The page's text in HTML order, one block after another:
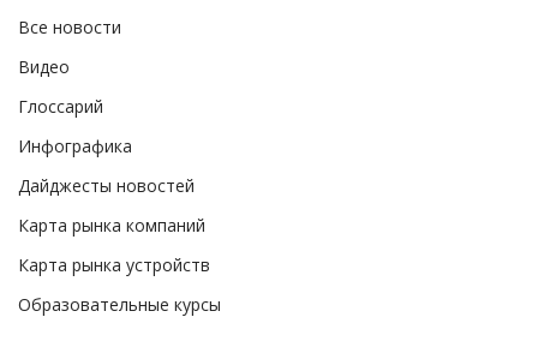
Все новости
Видео
Глоссарий
Инфографика
Дайджесты новостей
Карта рынка компаний
Карта рынка устройств
Образовательные курсы